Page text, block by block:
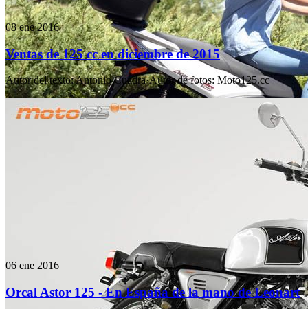
08 ene 2016
Ventas de 125 cc en diciembre de 2015
Autor del texto:Antonio Cuadra·Autor de fotos: Moto125.cc
06 ene 2016
Orcal Astor 125 - En España de la mano de Leonart